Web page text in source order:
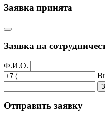
Заявка принята
Заявка на
Ф.И.О.
Отправить заявку